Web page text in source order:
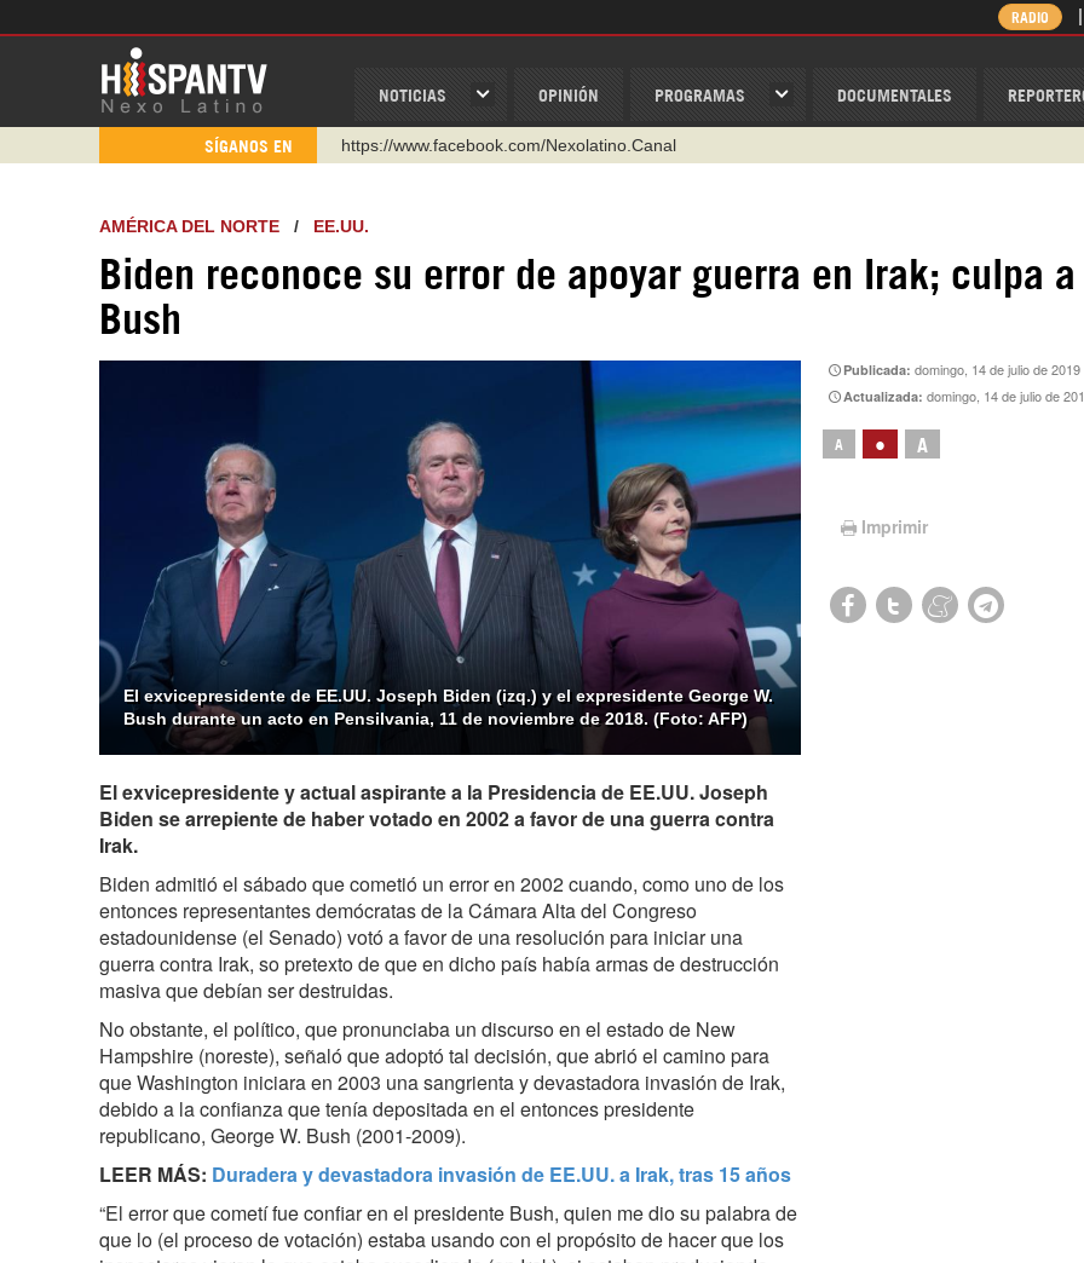
NOTICIAS OPINIÓN PROGRAMAS DOCUMENTALES
RADIO
SÍGANOS EN
https://www.youtube.com/@nexo_latino
https://t.me/hispantvcanal
WhatsApp y Viber: +98 921 79 29 404
https://www.facebook.com/Nexolatino.Canal
AMÉRICA DEL NORTE / EE.UU.
Biden reconoce su error de apoyar guerra en Irak; culpa a
Bush
El exvicepresidente de EE.UU. Joseph Biden (izq.) y el expresidente George W.
Bush durante un acto en Pensilvania, 11 de noviembre de 2018. (Foto: AFP)
Publicada:domingo, 14 de julio de
Actualizada:domingo, 14 de julio de
A • A
Imprimir
El exvicepresidente y actual aspirante a la Presidencia de EE.UU. Joseph
Biden se arrepiente de haber votado en 2002 a favor de una guerra contra
Irak.
Biden admitió el sábado que cometió un error en 2002 cuando, como uno de los
entonces representantes demócratas de la Cámara Alta del Congreso
estadounidense (el Senado) votó a favor de una resolución para iniciar una
guerra contra Irak, so pretexto de que en dicho país había armas de destrucción
masiva que debían ser destruidas.
No obstante, el político, que pronunciaba un discurso en el estado de New
Hampshire (noreste), señaló que adoptó tal decisión, que abrió el camino para
que Washington iniciara en 2003 una sangrienta y devastadora invasión de Irak,
debido a la confianza que tenía depositada en el entonces presidente
republicano, George W. Bush (2001-2009).
LEER MÁS: Duradera y devastadora invasión de EE.UU. a Irak, tras 15 años
“El error que cometí fue confiar en el presidente Bush, quien me dio su palabra de
que lo (el proceso de votación) estaba usando con el propósito de hacer que los